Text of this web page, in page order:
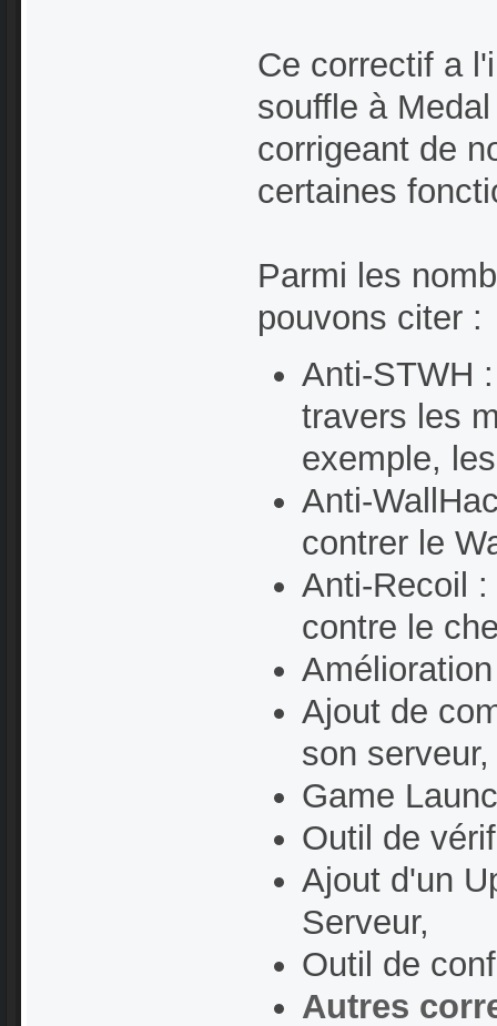
Ce correctif a
souffle à
corrigeant de
certaines
Parmi les
pouvons citer :
Anti-STWH
travers les
exemple,
Anti-
contrer le
Anti-Recoil
contre le
Ajout de
son serveur,
Game
Outil de
Ajout d'un
Serveur,
Outil de
Autres